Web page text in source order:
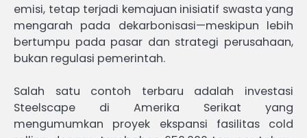
emisi, tetap terjadi kemajuan inisiatif swasta yang
mengarah pada dekarbonisasi—meskipun lebih
bertumpu pada pasar dan strategi perusahaan,
bukan regulasi pemerintah.
Salah satu contoh terbaru adalah investasi
Steelscape di Amerika Serikat yang
mengumumkan proyek ekspansi fasilitas cold